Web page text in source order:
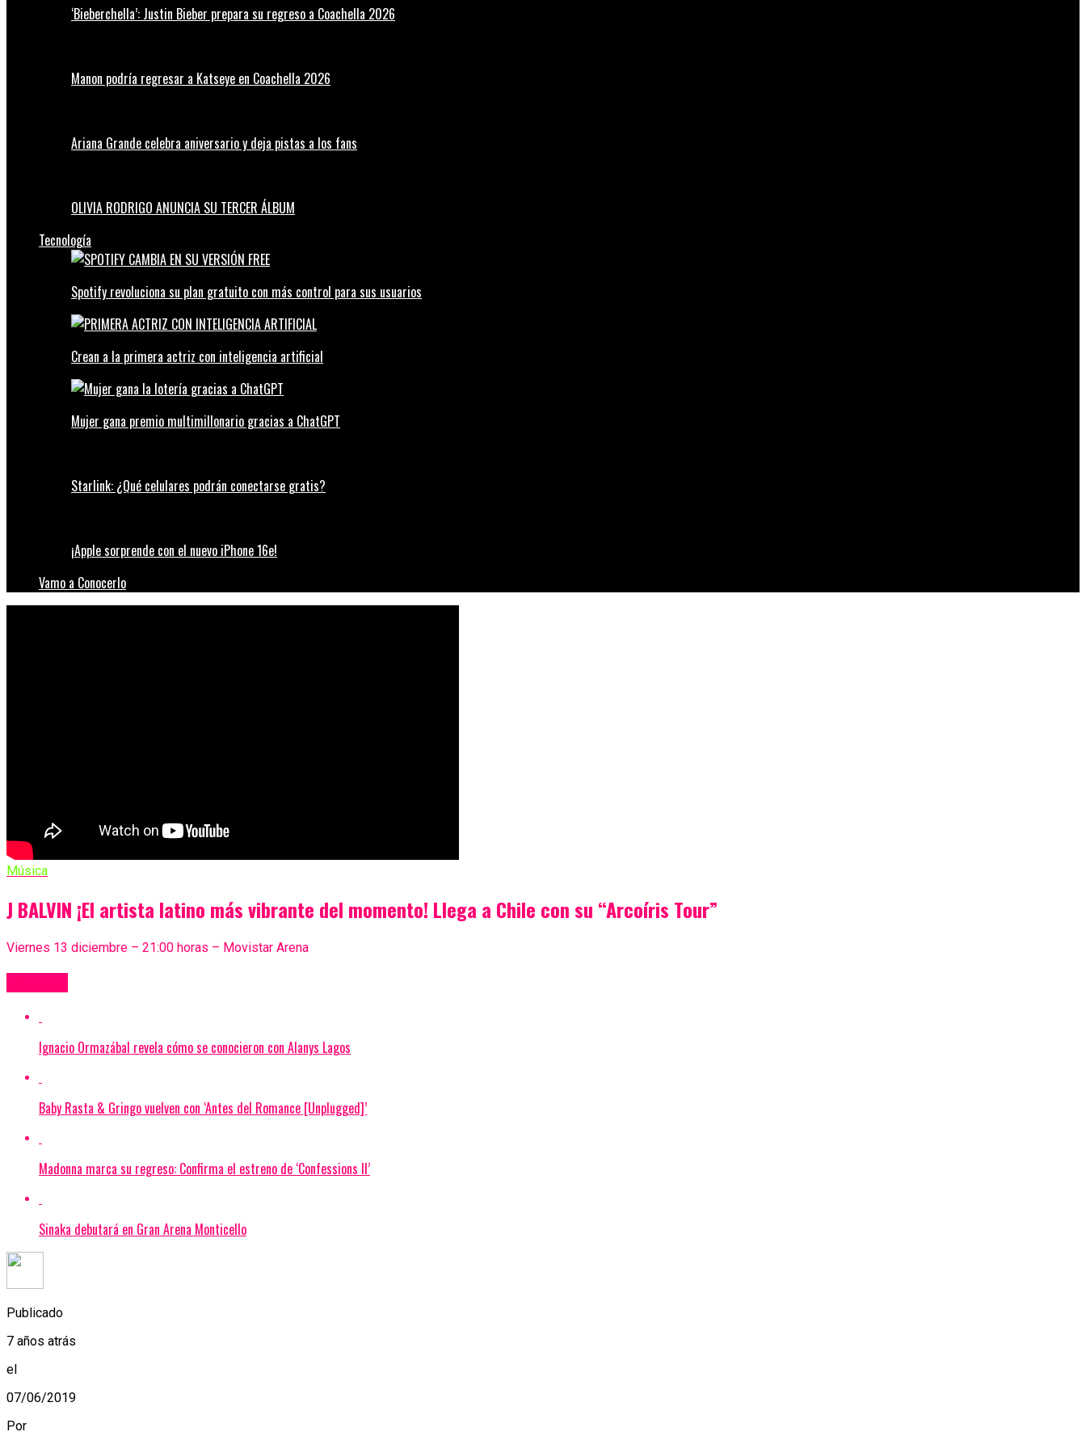
‘Bieberchella’: Justin Bieber prepara su regreso a Coachella 2026
Manon podría regresar a Katseye en Coachella 2026
Ariana Grande celebra aniversario y deja pistas a los fans
OLIVIA RODRIGO ANUNCIA SU TERCER ÁLBUM
Tecnología
Spotify revoluciona su plan gratuito con más control para sus usuarios
Crean a la primera actriz con inteligencia artificial
Mujer gana premio multimillonario gracias a ChatGPT
Starlink: ¿Qué celulares podrán conectarse gratis?
¡Apple sorprende con el nuevo iPhone 16e!
Vamo a Conocerlo
Música
J BALVIN ¡El artista latino más vibrante del momento! Llega a Chile con su “Arcoíris Tour”
Viernes 13 diciembre – 21:00 horas – Movistar Arena
Ignacio Ormazábal revela cómo se conocieron con Alanys Lagos
Baby Rasta & Gringo vuelven con ‘Antes del Romance [Unplugged]’
Madonna marca su regreso: Confirma el estreno de ‘Confessions II’
Sinaka debutará en Gran Arena Monticello
Publicado
7 años atrás
el
07/06/2019
Por